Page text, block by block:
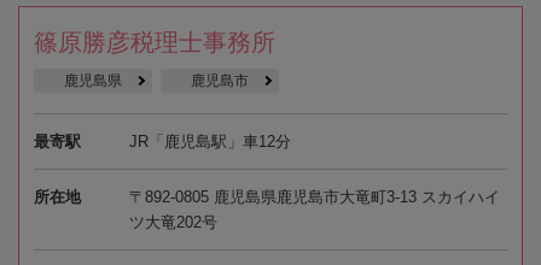
篠原勝彦税理士事務所
鹿児島県 鹿児島市
最寄駅 JR「鹿児島駅」車12分
所在地
〒892-0805 鹿児島県鹿児島市大竜町3-13 スカイハイ
ツ大竜202号